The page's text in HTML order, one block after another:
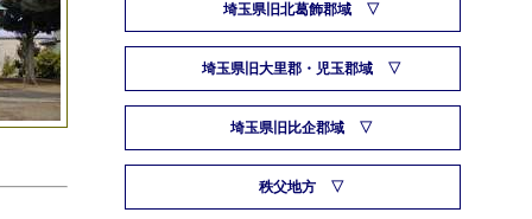
埼玉県旧北葛飾郡域
埼玉県旧大里郡・児玉郡域
埼玉県旧比企郡域
秩父地方